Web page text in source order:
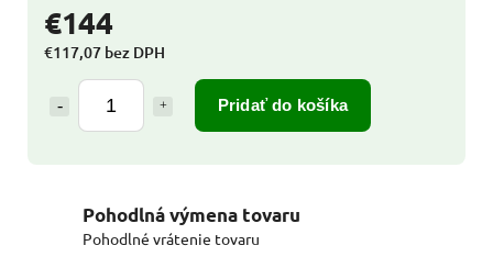
€144
€117,07 bez DPH
Pridať do košíka
Pohodlná výmena tovaru
Pohodlné vrátenie tovaru